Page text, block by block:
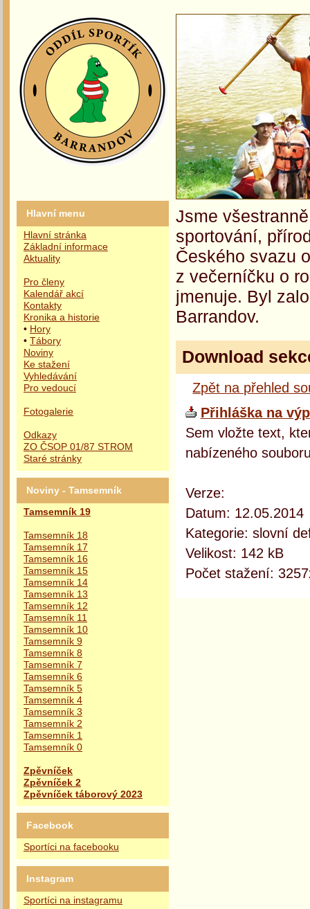
Hlavní menu
Hlavní stránka
Základní informace
Aktuality
Pro členy
Kalendář akcí
Kontakty
Kronika a historie
• Hory
• Tábory
Noviny
Ke stažení
Vyhledávání
Pro vedoucí
Fotogalerie
Odkazy
ZO ČSOP 01/87 STROM
Staré stránky
Noviny - Tamsemník
Tamsemník 19
Tamsemník 18
Tamsemník 17
Tamsemník 16
Tamsemník 15
Tamsemník 14
Tamsemník 13
Tamsemník 12
Tamsemník 11
Tamsemník 10
Tamsemník 9
Tamsemník 8
Tamsemník 7
Tamsemník 6
Tamsemník 5
Tamsemník 4
Tamsemník 3
Tamsemník 2
Tamsemník 1
Tamsemník 0
Zpěvníček
Zpěvníček 2
Zpěvníček táborový 2023
Facebook
Sportíci na facebooku
Instagram
Sportíci na instagramu
Jsme
sportování,
Českého svazu
z večerníčku o
jmenuje. Byl
Barrandov.
Download
Zpět na přehled
Přihláška na
Sem vložte text,
nabízeného
Verze:
Datum: 12.05.2014
Kategorie: slovní
Velikost: 142 kB
Počet stažení: